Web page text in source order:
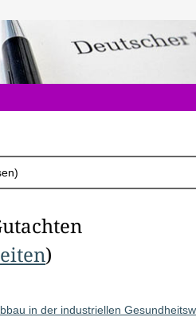
)
in der industriellen